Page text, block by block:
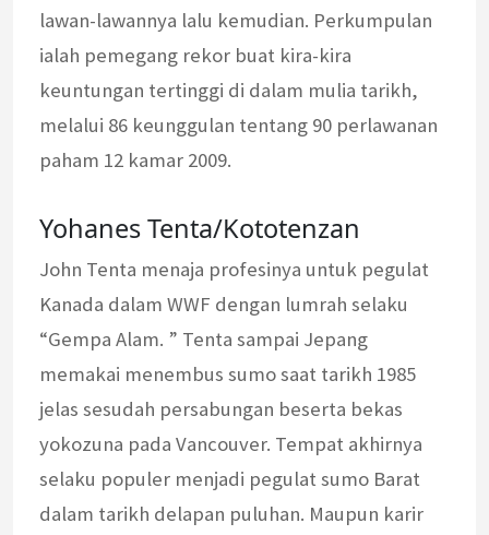
lawan-lawannya lalu kemudian. Perkumpulan
ialah pemegang rekor buat kira-kira
keuntungan tertinggi di dalam mulia tarikh,
melalui 86 keunggulan tentang 90 perlawanan
paham 12 kamar 2009.
Yohanes Tenta/Kototenzan
John Tenta menaja profesinya untuk pegulat
Kanada dalam WWF dengan lumrah selaku
“Gempa Alam. ” Tenta sampai Jepang
memakai menembus sumo saat tarikh 1985
jelas sesudah persabungan beserta bekas
yokozuna pada Vancouver. Tempat akhirnya
selaku populer menjadi pegulat sumo Barat
dalam tarikh delapan puluhan. Maupun karir